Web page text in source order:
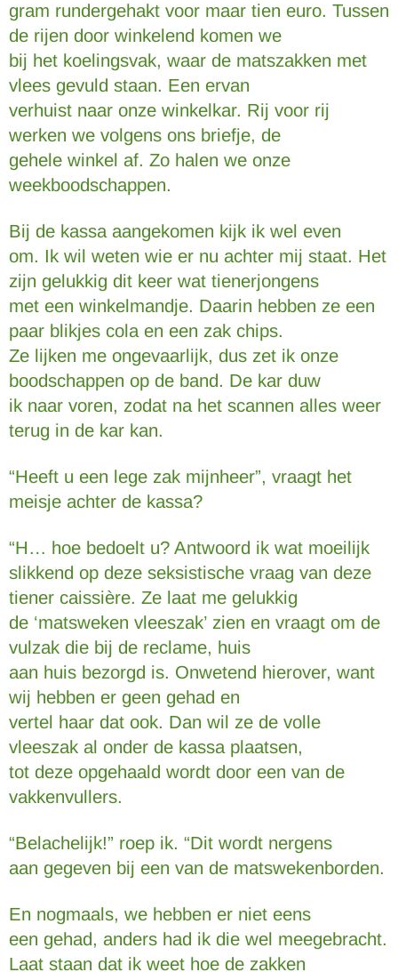
gram rundergehakt voor maar tien euro. Tussen
de rijen door winkelend komen we
bij het koelingsvak, waar de matszakken met
vlees gevuld staan. Een ervan
verhuist naar onze winkelkar. Rij voor rij
werken we volgens ons briefje, de
gehele winkel af. Zo halen we onze
weekboodschappen.
Bij de kassa aangekomen kijk ik wel even
om. Ik wil weten wie er nu achter mij staat. Het
zijn gelukkig dit keer wat tienerjongens
met een winkelmandje. Daarin hebben ze een
paar blikjes cola en een zak chips.
Ze lijken me ongevaarlijk, dus zet ik onze
boodschappen op de band. De kar duw
ik naar voren, zodat na het scannen alles weer
terug in de kar kan.
“Heeft u een lege zak mijnheer”, vraagt het
meisje achter de kassa?
“H… hoe bedoelt u? Antwoord ik wat moeilijk
slikkend op deze seksistische vraag van deze
tiener caissière. Ze laat me gelukkig
de ‘matsweken vleeszak’ zien en vraagt om de
vulzak die bij de reclame, huis
aan huis bezorgd is. Onwetend hierover, want
wij hebben er geen gehad en
vertel haar dat ook. Dan wil ze de volle
vleeszak al onder de kassa plaatsen,
tot deze opgehaald wordt door een van de
vakkenvullers.
“Belachelijk!” roep ik. “Dit wordt nergens
aan gegeven bij een van de matswekenborden.
En nogmaals, we hebben er niet eens
een gehad, anders had ik die wel meegebracht.
Laat staan dat ik weet hoe de zakken